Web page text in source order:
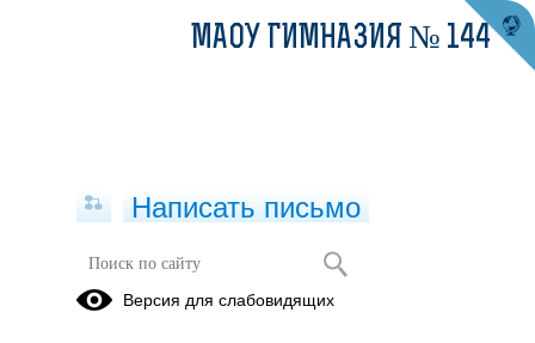
МАОУ ГИМНАЗИЯ № 144
Написать письмо
Версия для слабовидящих